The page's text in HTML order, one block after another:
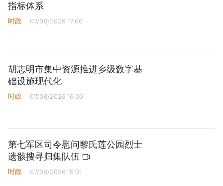
指标体系
时政 07/08/2026 17:00
胡志明市集中资源推进乡级数字基
础设施现代化
时政 07/08/2026 16:00
第七军区司令慰问黎氏莲公园烈士
遗骸搜寻归集队伍
时政 07/08/2026 15:01